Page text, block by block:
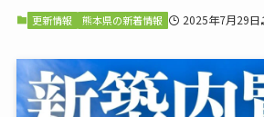
更新情報 熊本県の新着情報 2025年7月29日